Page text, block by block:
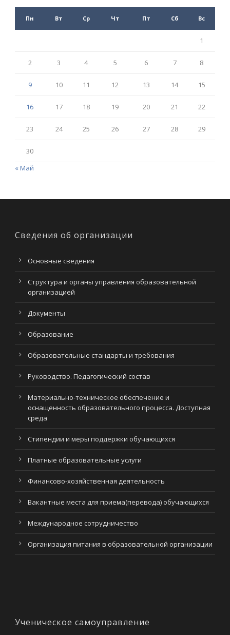
Пн Вт Ср Чт Пт Сб Вс
1
2 3 4 5 6 7 8
9 10 11 12 13 14 15
16 17 18 19 20 21 22
23 24 25 26 27 28 29
30
« Май
Сведения об организации
Основные сведения
Структура и органы управления образовательной
организацией
Документы
Образование
Образовательные стандарты и требования
Руководство. Педагогический состав
Материально-техническое обеспечение и
оснащенность образовательного процесса. Доступная
среда
Стипендии и меры поддержки обучающихся
Платные образовательные услуги
Финансово-хозяйственная деятельность
Вакантные места для приема(перевода) обучающихся
Международное сотрудничество
Организация питания в образовательной организации
Ученическое самоуправление